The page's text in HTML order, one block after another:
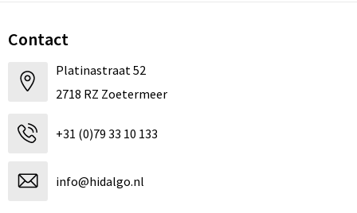
Contact
Platinastraat 52
2718 RZ Zoetermeer
+31 (0)79 33 10 133
info@hidalgo.nl